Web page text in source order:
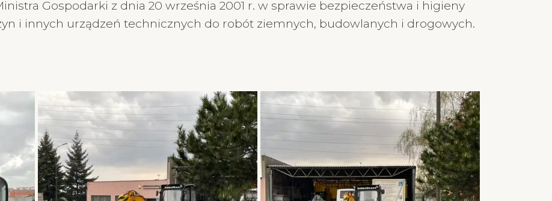
Gospodarki z dnia 20 września 2001 r. w sprawie bezpieczeństwa i higieny
i innych urządzeń technicznych do robót ziemnych, budowlanych i drogowych.